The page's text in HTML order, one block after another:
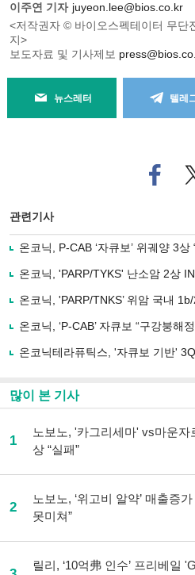
이주연 기자 juyeon.lee@bios.co.kr
<저작권자 © 바이오스펙테이터 무단
지>
보도자료 및 기사제보
뉴스레터 텔레
페
이
로
기
사
유
기
관련기사
온코닉, P-CAB ‘자큐보’ 위궤양 3상
온코닉, 'PARP/TYKS' 난소암 2상
온코닉, 'PARP/TNKS’ 위암 국내
온코닉, ‘P-CAB’ 자큐보 “구강붕해
온코닉테라퓨틱스, '자큐보 기반'
많이 본 기사
1
노보노, '카그리세마' vs마운자
상 “실패”
2
노보노, ‘위고비 알약’ 매출증
못미쳐”
릴리, ‘10억弗 인수’ 프리베일